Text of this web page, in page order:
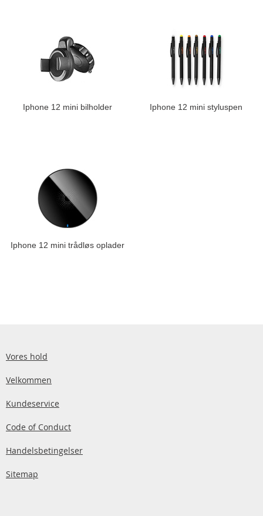
Iphone 12 mini bilholder Iphone 12 mini styluspen
Iphone 12 mini trådløs oplader
Vores hold
Velkommen
Kundeservice
Code of Conduct
Handelsbetingelser
Sitemap